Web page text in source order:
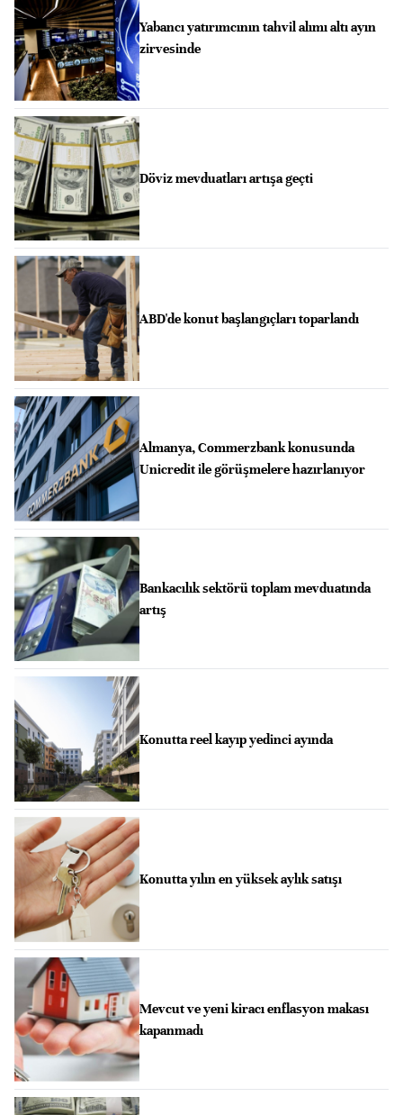
Yabancı yatırımcının tahvil alımı altı ayın
zirvesinde
Döviz mevduatları artışa geçti
ABD'de konut başlangıçları toparlandı
Almanya, Commerzbank konusunda
Unicredit ile görüşmelere hazırlanıyor
Bankacılık sektörü toplam mevduatında
artış
Konutta reel kayıp yedinci ayında
Konutta yılın en yüksek aylık satışı
Mevcut ve yeni kiracı enflasyon makası
kapanmadı